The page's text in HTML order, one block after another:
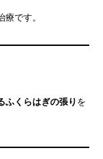
です。
ふくらはぎの張り を